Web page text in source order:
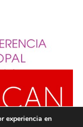
experiencia en